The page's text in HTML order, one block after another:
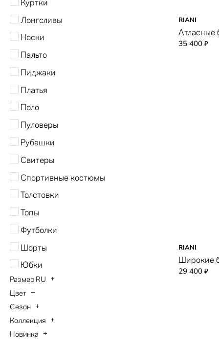
Лонгсливы
Носки
Пальто
Пиджаки
Платья
Поло
Пуловеры
Рубашки
Свитеры
Спортивные костюмы
Толстовки
Топы
Футболки
Шорты
Юбки
Размер RU
40
42
44
Цвет
бежевый
белый
Сезон
Осень-Зима 2026
Весна-Лето 2026
Коллекция
Base Collection
Новинка
RIANI
Атласные
35 400 ₽
RIANI
Широкие
29 400 ₽